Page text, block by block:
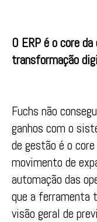
O ERP é o core
transformação
Fuchs não
ganhos com o
de gestão é o
movimento de
automação das
que a ferramenta
visão geral de